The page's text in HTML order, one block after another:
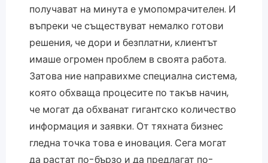
получават на минута е умопомрачителен. И
въпреки че съществуват немалко готови
решения, че дори и безплатни, клиентът
имаше огромен проблем в своята работа.
Затова ние направихме специална система,
която обхваща процесите по такъв начин,
че могат да обхванат гигантско количество
информация и заявки. От тяхната бизнес
гледна точка това е иновация. Сега могат
да растат по-бързо и да предлагат по-